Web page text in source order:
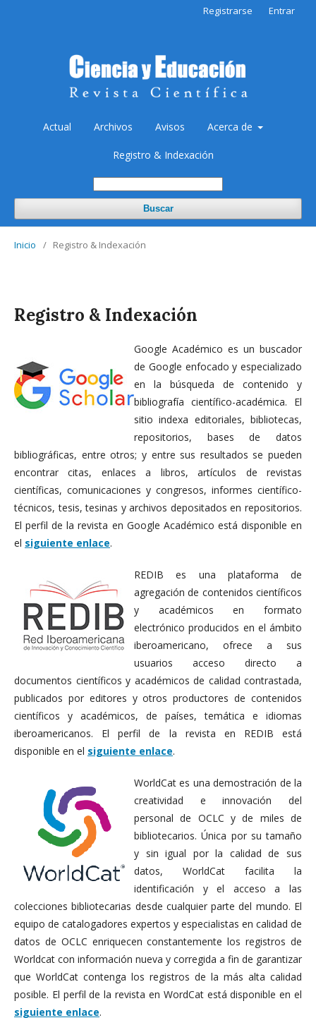
Actual Archivos Avisos Acerca de
Registro & Indexación
Buscar
Registrarse Entrar
Inicio / Registro & Indexación
Registro & Indexación
Google Académico es un buscador
de Google enfocado y especializado
en la búsqueda de contenido y
bibliografía científico-académica. El
sitio indexa editoriales, bibliotecas,
repositorios, bases de datos
bibliográficas, entre otros; y entre sus resultados se pueden
encontrar citas, enlaces a libros, artículos de revistas
científicas, comunicaciones y congresos, informes científico-
técnicos, tesis, tesinas y archivos depositados en repositorios.
El perfil de la revista en Google Académico está disponible en
el siguiente enlace.
REDIB es una plataforma de
agregación de contenidos científicos
y académicos en formato
electrónico producidos en el ámbito
iberoamericano, ofrece a sus
usuarios acceso directo a
documentos científicos y académicos de calidad contrastada,
publicados por editores y otros productores de contenidos
científicos y académicos, de países, temática e idiomas
iberoamericanos. El perfil de la revista en REDIB está
disponible en el siguiente enlace.
WorldCat es una demostración de la
creatividad e innovación del
personal de OCLC y de miles de
bibliotecarios. Única por su tamaño
y sin igual por la calidad de sus
datos, WorldCat facilita la
identificación y el acceso a las
colecciones bibliotecarias desde cualquier parte del mundo. El
equipo de catalogadores expertos y especialistas en calidad de
datos de OCLC enriquecen constantemente los registros de
Worldcat con información nueva y corregida a fin de garantizar
que WorldCat contenga los registros de la más alta calidad
posible. El perfil de la revista en WordCat está disponible en el
siguiente enlace.